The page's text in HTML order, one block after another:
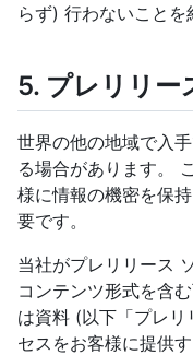
らず) 行わないことを
5. プレリリー
世界の他の地域で入
る場合があります。
様に情報の機密を保
要です。
当社がプレリリース
コンテンツ形式を含
は資料 (以下「プレ
セスをお客様に提供